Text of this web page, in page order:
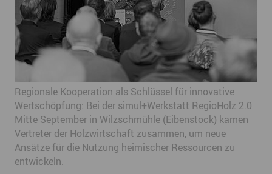
Regionale Kooperation als Schlüssel für innovative
Wertschöpfung: Bei der simul+Werkstatt RegioHolz 2.0
Mitte September in Wilzschmühle (Eibenstock) kamen
Vertreter der Holzwirtschaft zusammen, um neue
Ansätze für die Nutzung heimischer Ressourcen zu
entwickeln.